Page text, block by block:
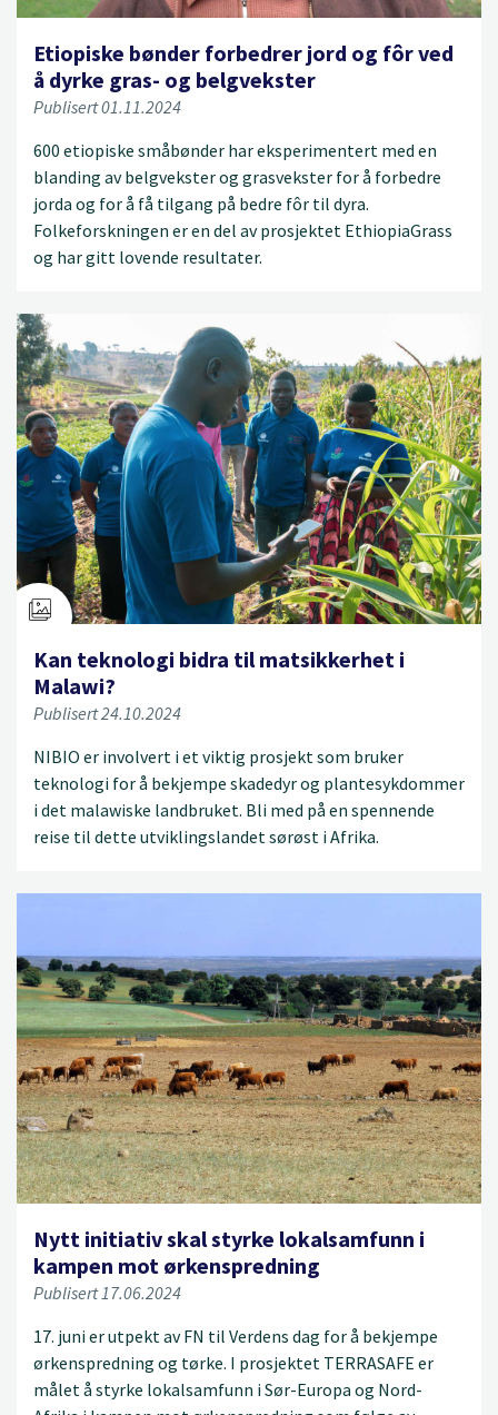
Etiopiske bønder forbedrer jord og fôr ved
å dyrke gras- og belgvekster
Publisert 01.11.2024
600 etiopiske småbønder har eksperimentert med en
blanding av belgvekster og grasvekster for å forbedre
jorda og for å få tilgang på bedre fôr til dyra.
Folkeforskningen er en del av prosjektet EthiopiaGrass
og har gitt lovende resultater.
Kan teknologi bidra til matsikkerhet i
Malawi?
Publisert 24.10.2024
NIBIO er involvert i et viktig prosjekt som bruker
teknologi for å bekjempe skadedyr og plantesykdommer
i det malawiske landbruket. Bli med på en spennende
reise til dette utviklingslandet sørøst i Afrika.
Nytt initiativ skal styrke lokalsamfunn i
kampen mot ørkenspredning
Publisert 17.06.2024
17. juni er utpekt av FN til Verdens dag for å bekjempe
ørkenspredning og tørke. I prosjektet TERRASAFE er
målet å styrke lokalsamfunn i Sør-Europa og Nord-